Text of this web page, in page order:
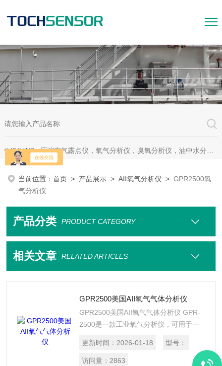
热门关键词：压缩空气露点仪，氧气分析仪，臭氧分析仪，油中水分析仪，超声波测漏仪。
当前位置：首页 > 产品展示 >AII氧气分析仪 >GPR2500氧
气分析仪
产品分类 PRODUCT CATEGORY
相关文章 RELATED ARTICLES
GPR2500美国AII氧气气体分析仪
GPR2500美国AII氧气气体分析仪 GPR-
2500是一款工业氧气分析仪，可用于一
种型号可供选择，所有这些型号均在轻型
NEMA外壳中提供，外壳带有不锈钢接液
更新时间： 2026-01-18 型号：
访问量： 2863